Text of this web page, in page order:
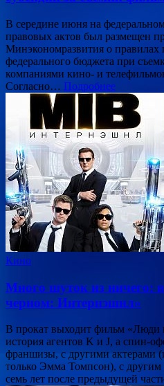
В середине июня на
правовых актов был размещен
Минэкономразвития о правилах
федерального бюджета при
компаниями кино- и
Согласно… Подробнее
Кино
Много шуток из ничего:
черном: Интернэшнл»
В прокат выходит фильм
история агентов K и J, а спин-
франшизы, с другими актерами
только Эмма Томпсон), с
семь лет после предыдущей